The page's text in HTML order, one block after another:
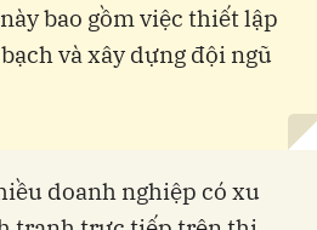
bao gồm việc thiết lập
và xây dựng đội ngũ
doanh nghiệp có xu